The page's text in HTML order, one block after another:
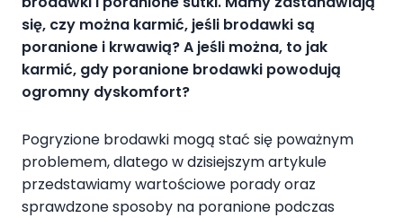
się, czy można karmić, jeśli brodawki są
poranione i krwawią? A jeśli można, to jak
karmić, gdy poranione brodawki powodują
ogromny dyskomfort?
Pogryzione brodawki mogą stać się poważnym
problemem, dlatego w dzisiejszym artykule
przedstawiamy wartościowe porady oraz
sprawdzone sposoby na poranione podczas